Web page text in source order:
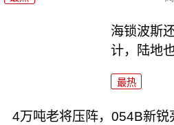
海锁波斯
计，陆地
最热
4万吨老将压阵，054B新锐